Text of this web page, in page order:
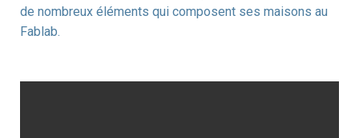
de nombreux éléments qui composent ses maisons au
Fablab.